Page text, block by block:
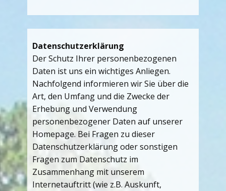
Datenschutzerklärung
Der Schutz Ihrer personenbezogenen
Daten ist uns ein wichtiges Anliegen.
Nachfolgend informieren wir Sie über die
Art, den Umfang und die Zwecke der
Erhebung und Verwendung
personenbezogener Daten auf unserer
Homepage. Bei Fragen zu dieser
Datenschutzerklärung oder sonstigen
Fragen zum Datenschutz im
Zusammenhang mit unserem
Internetauftritt (wie z.B. Auskunft,